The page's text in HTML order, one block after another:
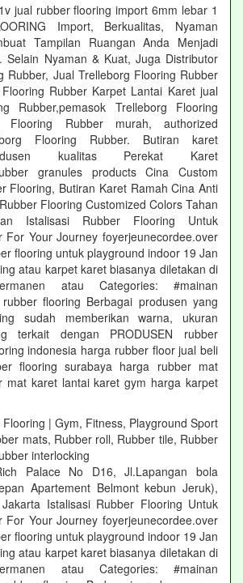
jual rubber flooring import 6mm lebar 1
Import, Berkualitas, Nyaman
Tampilan Ruangan Anda Menjadi
Selain Nyaman & Kuat, Juga Distributor
Rubber, Jual Trelleborg Flooring Rubber
Rubber Karpet Lantai Karet jual
Rubber,pemasok Trelleborg Flooring
Flooring Rubber murah, authorized
Flooring Rubber. Butiran karet
kualitas Perekat Karet
granules products Cina Custom
Flooring, Butiran Karet Ramah Cina Anti
Flooring Customized Colors Tahan
Istalisasi Rubber Flooring Untuk
For Your Journey foyerjeunecordee.over
flooring untuk playground indoor 19 Jan
atau karpet karet biasanya diletakan di
atau Categories: #mainan
flooring Berbagai produsen yang
sudah memberikan warna, ukuran
terkait dengan PRODUSEN rubber
indonesia harga rubber floor jual beli
flooring surabaya harga rubber mat
mat karet lantai karet gym harga karpet
| Gym, Fitness, Playground Sport
mats, Rubber roll, Rubber tile, Rubber
interlocking
Palace No D16, Jl.Lapangan bola
Apartement Belmont kebun Jeruk),
Istalisasi Rubber Flooring Untuk
For Your Journey foyerjeunecordee.over
flooring untuk playground indoor 19 Jan
atau karpet karet biasanya diletakan di
atau Categories: #mainan